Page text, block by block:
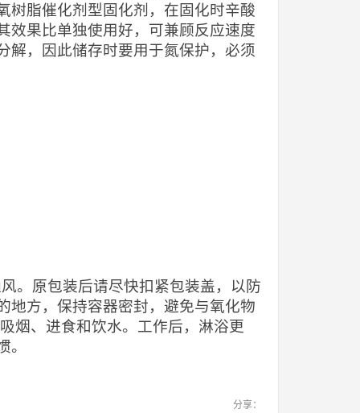
树脂催化剂型固化剂，在固化时辛酸
效果比单独使用好，可兼顾反应速度
解，因此储存时要用于氮保护，必须
。原包装后请尽快扣紧包装盖，以防
地方，保持容器密封，避免与氧化物
烟、进食和饮水。工作后，淋浴更
。
分享：